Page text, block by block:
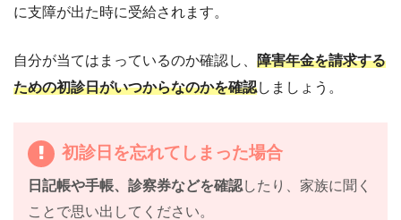
に支障が出た時に受給されます。
自分が当てはまっているのか確認し、 障害年金を請求する
ための初診日がいつからなのかを確認しましょう。
初診日を忘れてしまった場合
日記帳や手帳、診察券などを確認したり、 家族に聞く
ことで思い出してください。